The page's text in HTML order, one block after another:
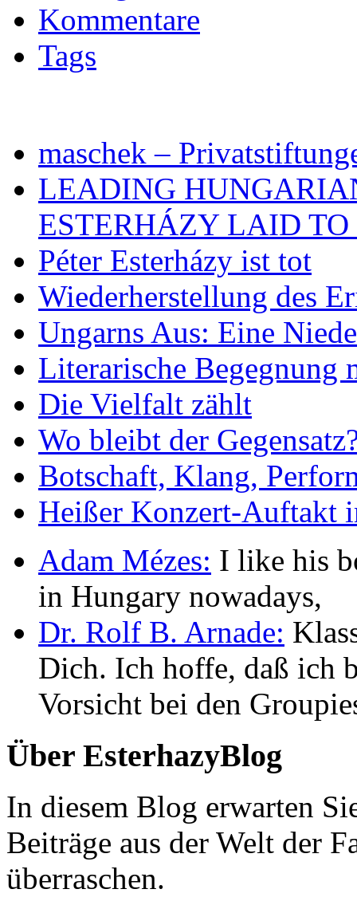
Kommentare
Tags
maschek –
LEADING
ESTERHÁZY LAID
Péter Esterházy ist tot
Wiederherstellung des
Ungarns Aus: Eine
Literarische Begegnung
Die Vielfalt zählt
Wo bleibt der
Botschaft, Klang,
Heißer Konzert-Auftakt
Adam Mézes: I like his
in Hungary nowadays,
Dr. Rolf B. Arnade:
Dich. Ich hoffe, daß ich
Vorsicht bei den
Über EsterhazyBlog
In diesem Blog erwarten
Beiträge aus der Welt der
überraschen.